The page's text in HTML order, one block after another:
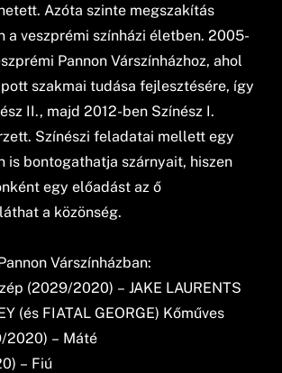
Azóta szinte megszakítás
a veszprémi színházi életben. 2005-
Pannon Várszínházhoz, ahol
szakmai tudása fejlesztésére, így
II., majd 2012-ben Színész I.
Színészi feladatai mellett egy
is bontogathatja szárnyait, hiszen
egy előadást az ő
a közönség.
Várszínházban:
(2029/2020) – JAKE LAURENTS
(és FIATAL GEORGE) Kőműves
2020) – Máté
– Fiú